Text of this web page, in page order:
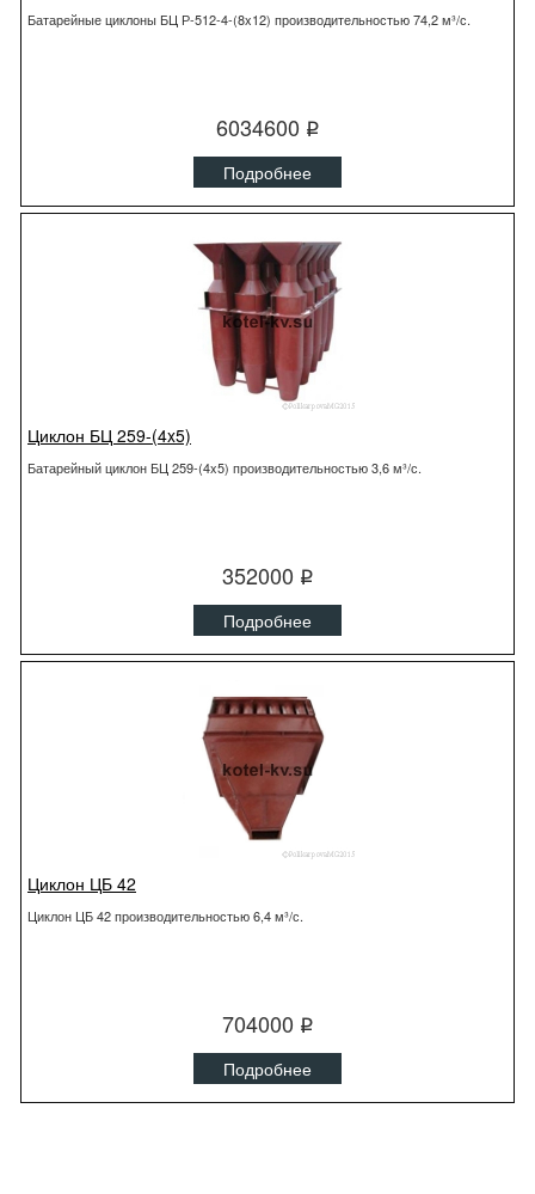
Батарейные циклоны БЦ Р-512-4-(8x12) производительностью 74,2 м³/с.
6034600 q
Подробнее
Циклон БЦ 259-(4x5)
Батарейный циклон БЦ 259-(4x5) производительностью 3,6 м³/с.
352000 q
Подробнее
Циклон ЦБ 42
Циклон ЦБ 42 производительностью 6,4 м³/с.
704000 q
Подробнее